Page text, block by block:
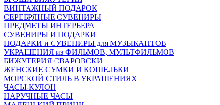
ВИНТАЖНЫЙ ПОДАРОК
СЕРЕБРЯНЫЕ СУВЕНИРЫ
ПРЕДМЕТЫ ИНТЕРЬЕРА
СУВЕНИРЫ И ПОДАРКИ
ПОДАРКИ и СУВЕНИРЫ для МУЗЫКАНТОВ
УКРАШЕНИЯ из ФИЛЬМОВ, МУЛЬТФИЛЬМОВ
БИЖУТЕРИЯ СВАРОВСКИ
ЖЕНСКИЕ СУМКИ И КОШЕЛЬКИ
МОРСКОЙ СТИЛЬ В УКРАШЕНИЯХ
ЧАСЫ-КУЛОН
НАРУЧНЫЕ ЧАСЫ